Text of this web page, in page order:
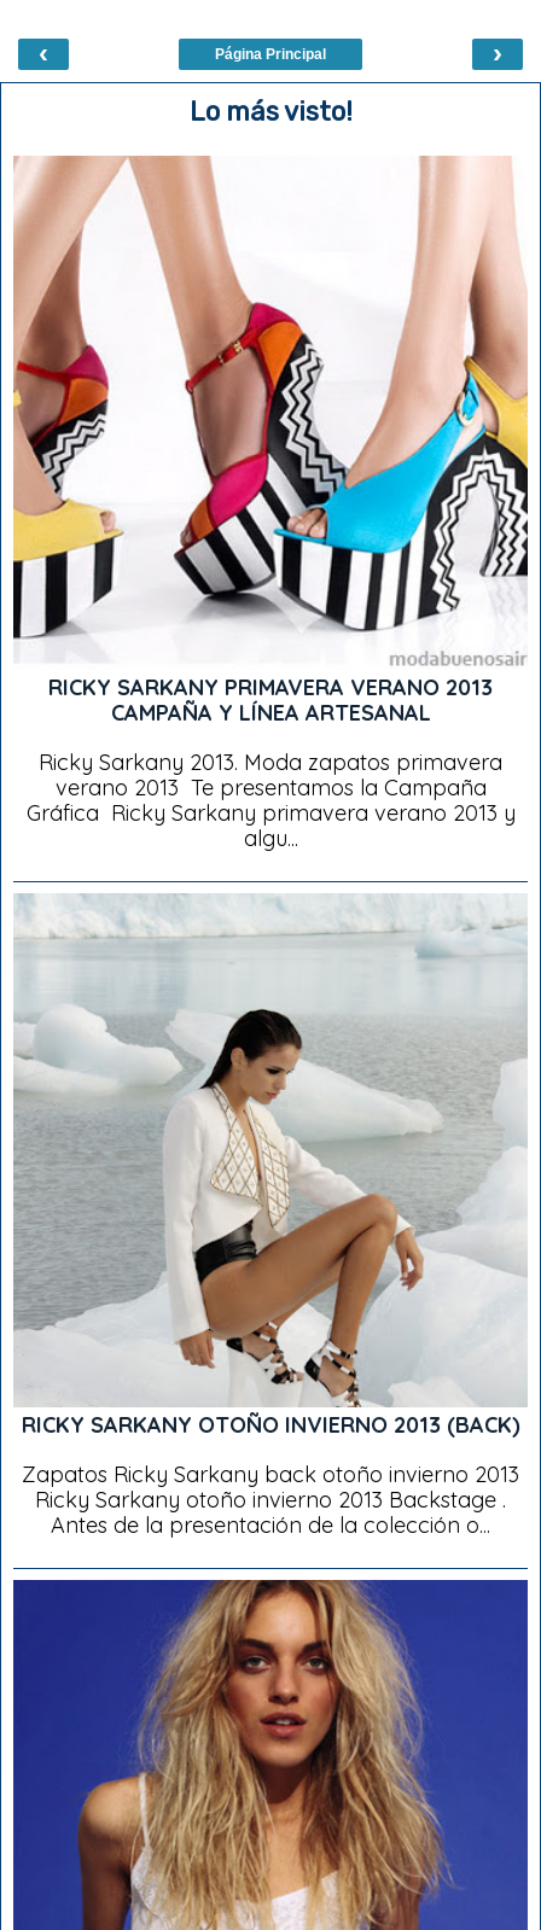
‹ ›
Página Principal
Lo más visto!
RICKY SARKANY PRIMAVERA VERANO 2013
CAMPAÑA Y LÍNEA ARTESANAL
Ricky Sarkany 2013. Moda zapatos primavera
verano 2013 Te presentamos la Campaña
Gráfica Ricky Sarkany primavera verano 2013 y
algu...
RICKY SARKANY OTOÑO INVIERNO 2013 (BACK)
Zapatos Ricky Sarkany back otoño invierno 2013
Ricky Sarkany otoño invierno 2013 Backstage .
Antes de la presentación de la colección o...